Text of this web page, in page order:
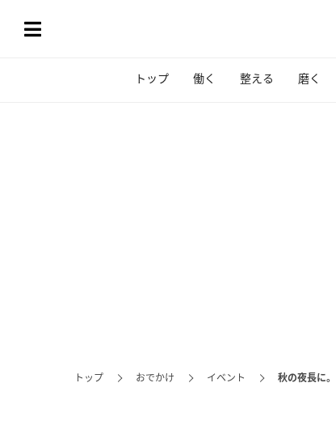
トップ 働く 整える 磨く
トップ おでかけ イベント 秋の夜長に